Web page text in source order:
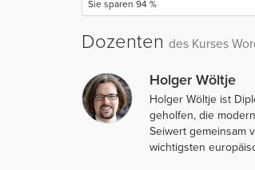
Sie sparen 94 %
Dozenten des Kurses
Holger Wöltje
Holger Wöltje ist
geholfen, die
Seiwert gemeinsam
wichtigsten